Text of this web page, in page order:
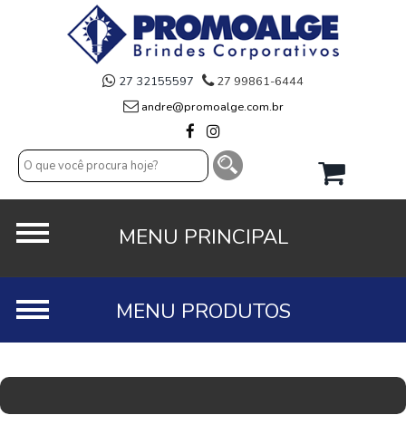
27 32155597
27 99861-6444
andre@promoalge.com.br